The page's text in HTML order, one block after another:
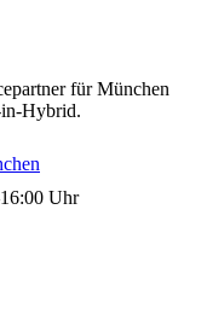
für München
Hybrid.
Uhr